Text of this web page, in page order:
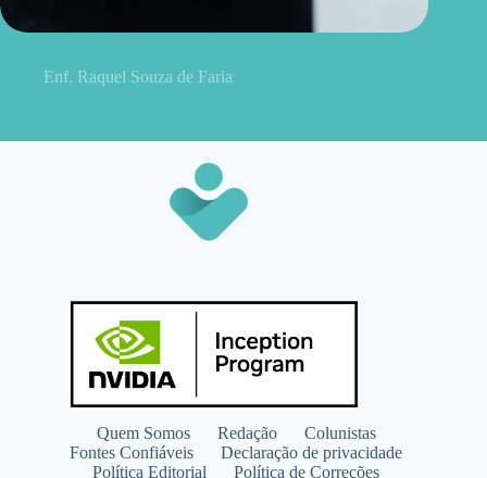
Enf. Raquel Souza de Faria
Quem Somos Redação
Colunistas
Fontes Confiáveis
Declaração de privacidade
Política Editorial
Política de Correções